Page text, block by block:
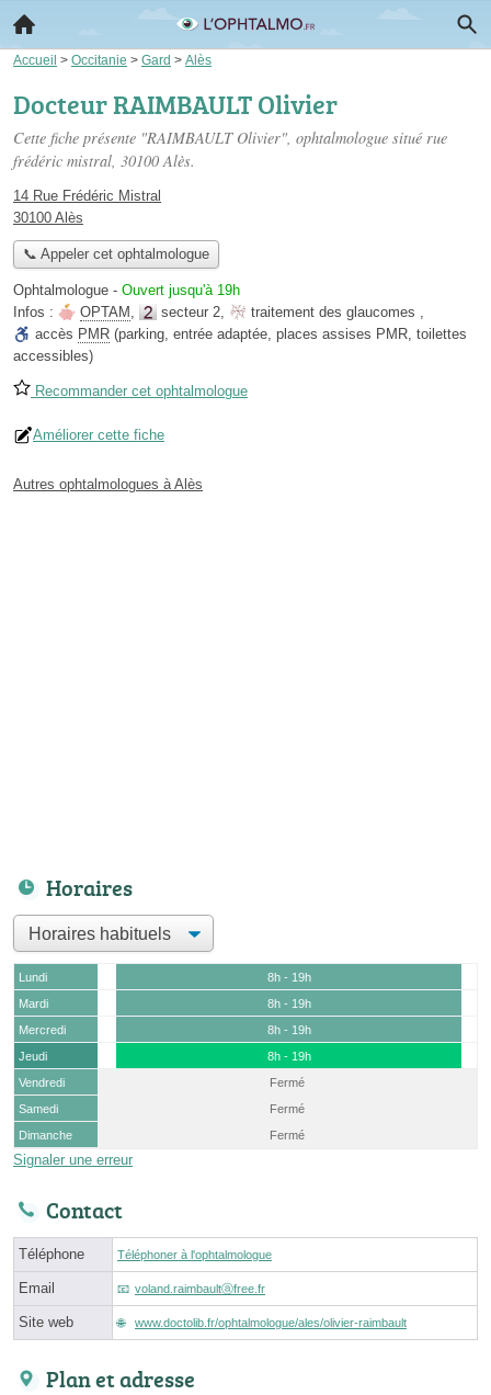
Accueil > Occitanie > Gard > Alès
Docteur RAIMBAULT Olivier
Cette fiche présente "RAIMBAULT Olivier", ophtalmologue situé rue
frédéric mistral, 30100 Alès.
14 Rue Frédéric Mistral
30100 Alès
📞 Appeler cet ophtalmologue
Ophtalmologue - Ouvert jusqu'à 19h
Infos :
OPTAM , secteur 2, traitement des glaucomes ,
accès PMR (parking, entrée adaptée, places assises PMR, toilettes
accessibles)
Recommander cet ophtalmologue
Améliorer cette fiche
Autres ophtalmologues à Alès
Horaires
Lundi
8h - 19h
Mardi
8h - 19h
Mercredi
8h - 19h
Jeudi
8h - 19h
Vendredi
Fermé
Samedi
Fermé
Dimanche
Fermé
Signaler une erreur
Contact
Téléphone Téléphoner à l'ophtalmologue
Email voland.raimbaultⓐfree.fr
Site web www.doctolib.fr/ophtalmologue/ales/olivier-raimbault
Plan et adresse